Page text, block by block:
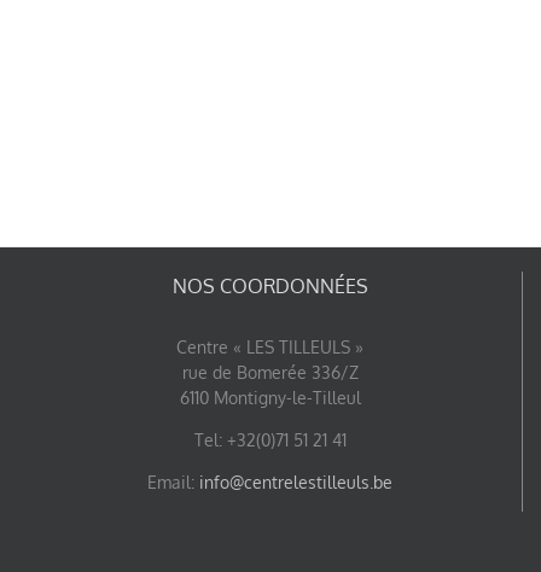
NOS COORDONNÉES
Centre « LES TILLEULS »
rue de Bomerée 336/Z
6110 Montigny-le-Tilleul
Tel: +32(0)71 51 21 41
Email: info@centrelestilleuls.be